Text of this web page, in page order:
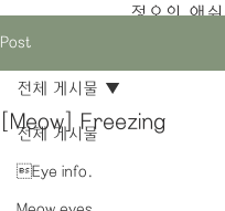
​정오의 애쉬
Post
전체 게시물
Eye info.
전체 게시물
[Meow] Freezing